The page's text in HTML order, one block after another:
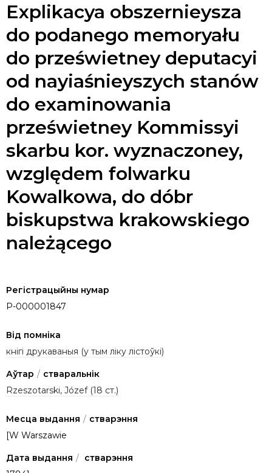
Explikacya obszernieysza
do podanego memoryału
do prześwietney deputacyi
od nayiaśnieyszych stanów
do examinowania
prześwietney Kommissyi
skarbu kor. wyznaczoney,
względem folwarku
Kowalkowa, do dóbr
biskupstwa krakowskiego
należącego
Регістрацыйны нумар
P-000001847
Від помніка
кнігі друкаваныя (у тым ліку лістоўкі)
Аўтар / стваральнік
Rzeszotarski, Józef (18 ст.)
Месца выдання / стварэння
[W Warszawie
Дата выдання / стварэння